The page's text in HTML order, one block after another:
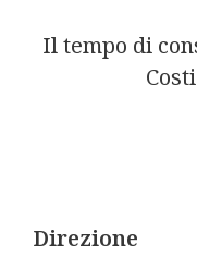
Il tempo di
Direzione